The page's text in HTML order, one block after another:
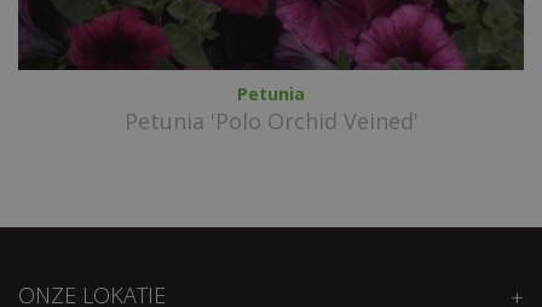
Petunia
Petunia 'Polo Orchid Veined'
ONZE LOKATIE